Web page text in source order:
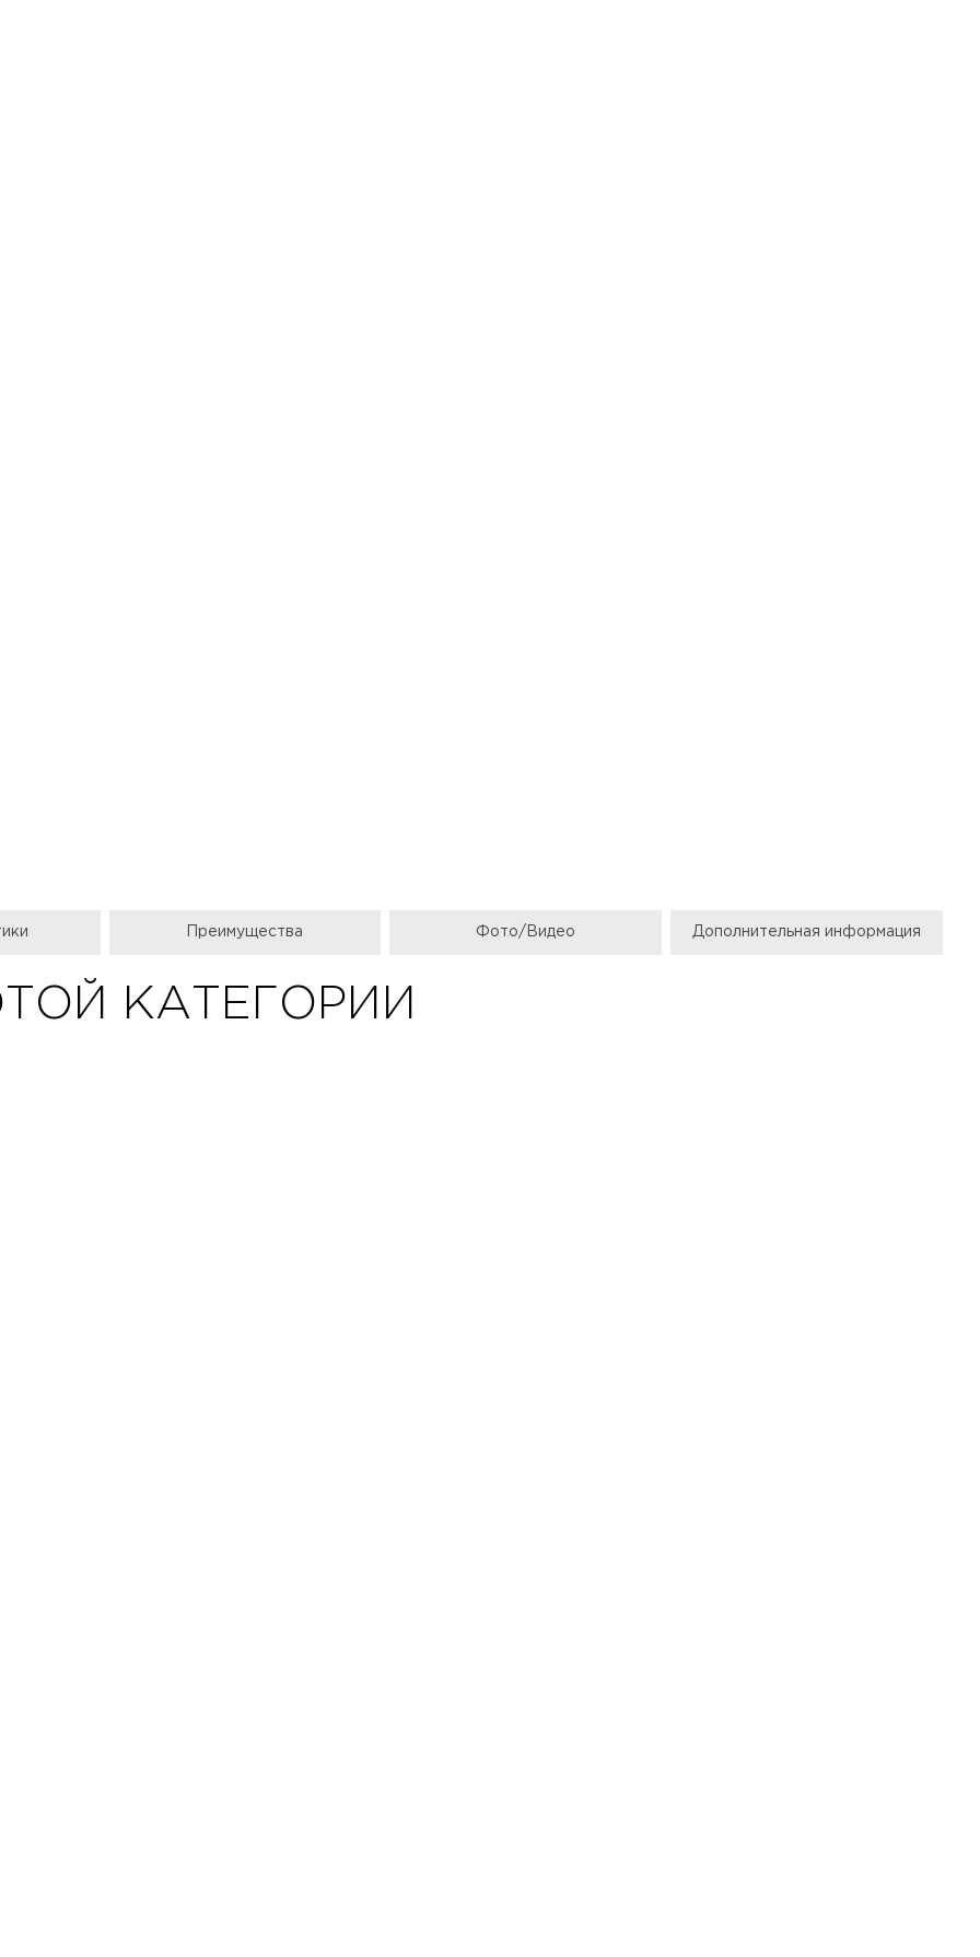
Преимущества Фото/Видео Дополнительная информация
КАТЕГОРИИ